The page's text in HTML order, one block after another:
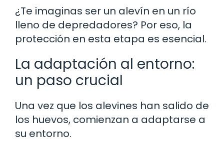
¿Te imaginas ser un alevín en un río
lleno de depredadores? Por eso, la
protección en esta etapa es esencial.
La adaptación al entorno:
un paso crucial
Una vez que los alevines han salido de
los huevos, comienzan a adaptarse a
su entorno.